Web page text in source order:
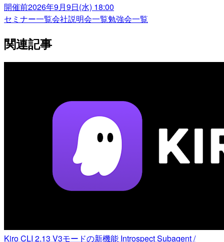
開催前2026年9月9日(水) 18:00
セミナー一覧会社説明会一覧勉強会一覧
関連記事
Kiro CLI 2.13 V3モードの新機能 Introspect Subagent /